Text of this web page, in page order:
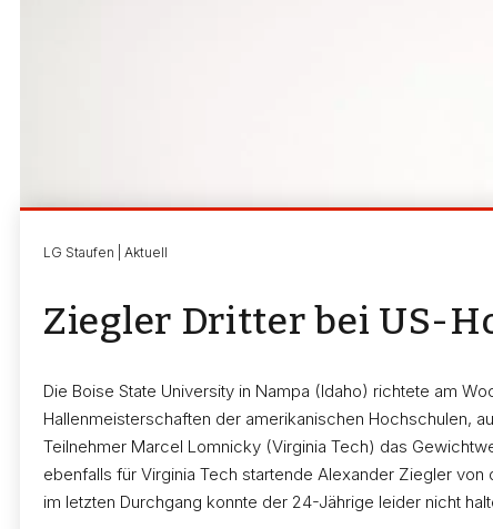
LG Staufen | Aktuell
Ziegler Dritter bei US-
Die Boise State University in Nampa (Idaho) richtete am
Hallenmeisterschaften der amerikanischen Hochschulen,
Teilnehmer Marcel Lomnicky (Virginia Tech) das
ebenfalls für Virginia Tech startende Alexander Ziegler
im letzten Durchgang konnte der 24-Jährige leider nicht